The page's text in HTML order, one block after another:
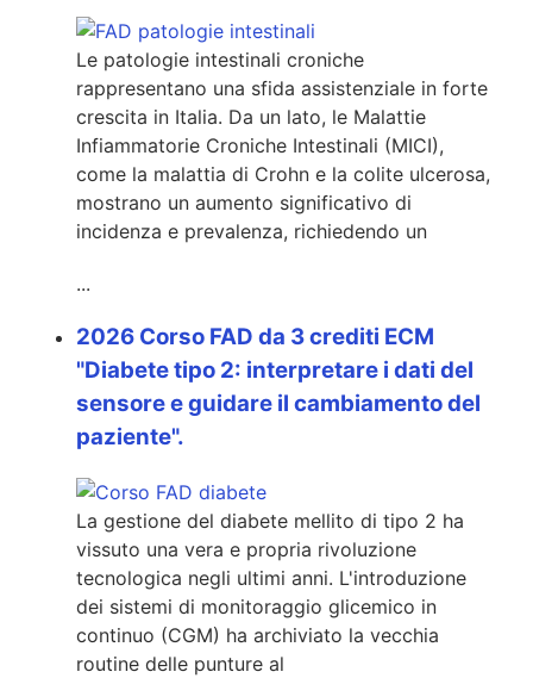
Le patologie intestinali croniche
rappresentano una sfida assistenziale in forte
crescita in Italia. Da un lato, le Malattie
Infiammatorie Croniche Intestinali (MICI),
come la malattia di Crohn e la colite ulcerosa,
mostrano un aumento significativo di
incidenza e prevalenza, richiedendo un
...
2026 Corso FAD da 3 crediti ECM
"Diabete tipo 2: interpretare i dati del
sensore e guidare il cambiamento del
paziente".
La gestione del diabete mellito di tipo 2 ha
vissuto una vera e propria rivoluzione
tecnologica negli ultimi anni. L'introduzione
dei sistemi di monitoraggio glicemico in
continuo (CGM) ha archiviato la vecchia
routine delle punture al